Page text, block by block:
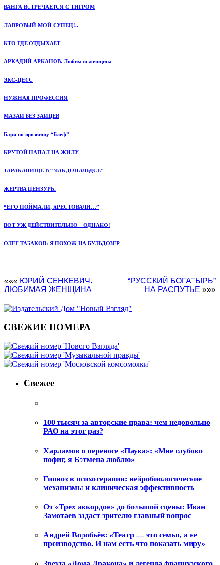
ВАНГА ВСТРЕЧАЕТСЯ С ТИГРОМ
ЛАВРОВЫЙ МОЙ СУПЕЦ!..
КТО ГДЕ ОТДЫХАЕТ
АРКАДИЙ АРКАНОВ. Любимая женщина
ЭКС-ЦЕСС
НУЖНАЯ ПРОФЕССИЯ
МАЗАЙ БЕЗ ЗАЙЦЕВ
Бари по прозвищу “Блеф”
КРУТОЙ НАПАЛ НА ЖИЛУ
ТАРАКАНИЩЕ В “МАКДОНАЛЬДСЕ”
ЖЕРТВА ЦЕНЗУРЫ
“ЕГО ПОЙМАЛИ, АРЕСТОВАЛИ…”
ВОТ УЖ ДЕЙСТВИТЕЛЬНО – ОДНАКО!
ОЛЕГ ТАБАКОВ: Я ПОХОЖ НА БУЛЬДОЗЕР
««« ЮРИЙ СЕНКЕВИЧ.
ЛЮБИМАЯ ЖЕНЩИНА
“РУССКИЙ БОГАТЫРЬ”
НА РАСПУТЬЕ »»»
СВЕЖИЕ НОМЕРА
Свежее
100 тысяч за авторские права: чем недовольно
РАО на этот раз?
Харламов о переносе «Паука»: «Мне глубоко
пофиг, я Бэтмена люблю»
Гипноз в психотерапии: нейробиологические
механизмы и клиническая эффективность
От «Трех аккордов» до большой сцены: Иван
Замотаев задаст зрителю главный вопрос
Андрей Воробьёв: «Театр — это семья, а не
производство. И нам есть что показать миру»
Звезда «Дома Дракона» и легенда французского